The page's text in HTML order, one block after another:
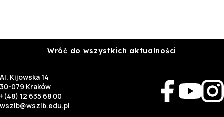
Wróć do wszystkich aktualności
Al. Kijowska 14
30-079 Kraków
+(48) 12 635 68 00
wszib@wszib.edu.pl